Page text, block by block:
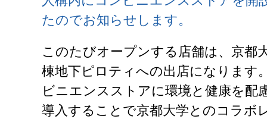
たのでお知らせします。
このたびオープンする店舗は、京都
棟地下ピロティへの出店になります
ビニエンスストアに環境と健康を配
導入することで京都大学とのコラボ